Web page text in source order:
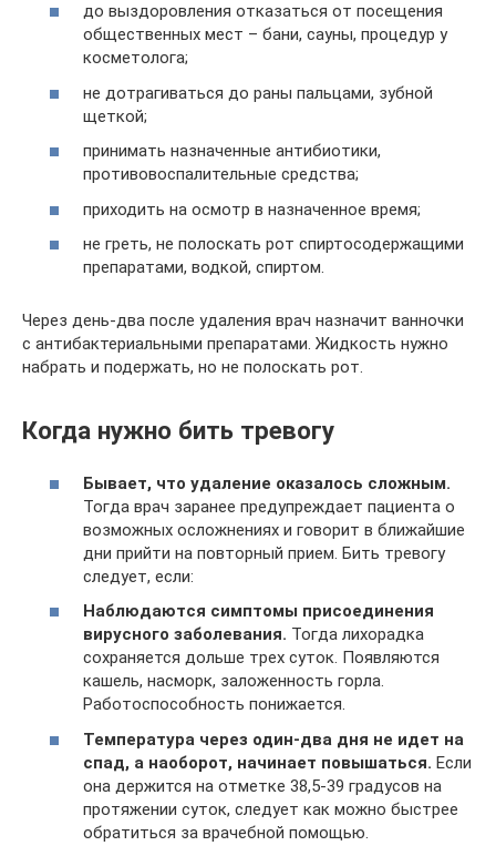
до выздоровления отказаться от посещения
общественных мест – бани, сауны, процедур у
косметолога;
не дотрагиваться до раны пальцами, зубной
щеткой;
принимать назначенные антибиотики,
противовоспалительные средства;
приходить на осмотр в назначенное время;
не греть, не полоскать рот спиртосодержащими
препаратами, водкой, спиртом.
Через день-два после удаления врач назначит ванночки
с антибактериальными препаратами. Жидкость нужно
набрать и подержать, но не полоскать рот.
Когда нужно бить тревогу
Бывает, что удаление оказалось сложным.
Тогда врач заранее предупреждает пациента о
возможных осложнениях и говорит в ближайшие
дни прийти на повторный прием. Бить тревогу
следует, если:
Наблюдаются симптомы присоединения
вирусного заболевания. Тогда лихорадка
сохраняется дольше трех суток. Появляются
кашель, насморк, заложенность горла.
Работоспособность понижается.
Температура через один-два дня не идет на
спад, а наоборот, начинает повышаться. Если
она держится на отметке 38,5-39 градусов на
протяжении суток, следует как можно быстрее
обратиться за врачебной помощью.